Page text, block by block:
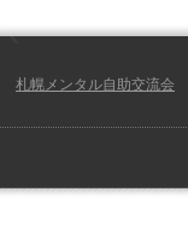
札幌メンタル自助交流会